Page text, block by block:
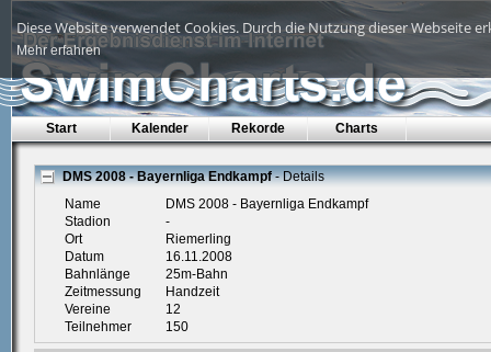
Diese Website verwendet Cookies. Durch die Nutzung dieser Webseite
Mehr erfahren
Start Kalender Rekorde Charts
DMS 2008 - Bayernliga Endkampf- Details
Name
DMS 2008 - Bayernliga Endkampf
Stadion
-
Ort
Riemerling
Datum
16.11.2008
Bahnlänge
25m-Bahn
Zeitmessung
Handzeit
Vereine
12
Teilnehmer
150